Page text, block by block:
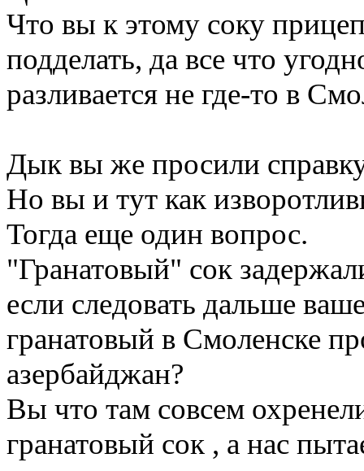
Что вы к этому соку
подделать, да все что
разливается не где-то в
Дык вы же просили
Но вы и тут как
Тогда еще один вопрос.
"Гранатовый" сок
если следовать дальше
гранатовый в Смоленске
азербайджан?
Вы что там совсем
гранатовый сок , а нас